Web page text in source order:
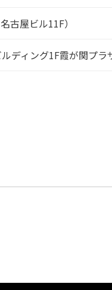
古屋ビル11F）
ディング1F霞が関プラ